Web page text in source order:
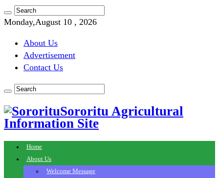
Monday,August 10 , 2026
About Us
Advertisement
Contact Us
Sororitu Agricultural
Information Site
Home
About Us
Welcome Message